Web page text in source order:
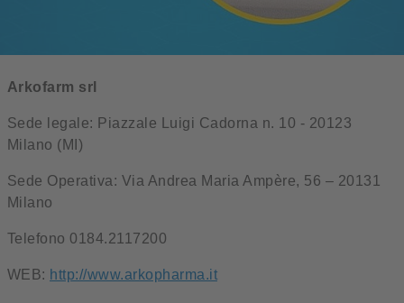
Arkofarm srl
Sede legale: Piazzale Luigi Cadorna n. 10 - 20123
Milano (MI)
Sede Operativa: Via Andrea Maria Ampère, 56 – 20131
Milano
Telefono 0184.2117200
WEB: http://www.arkopharma.it